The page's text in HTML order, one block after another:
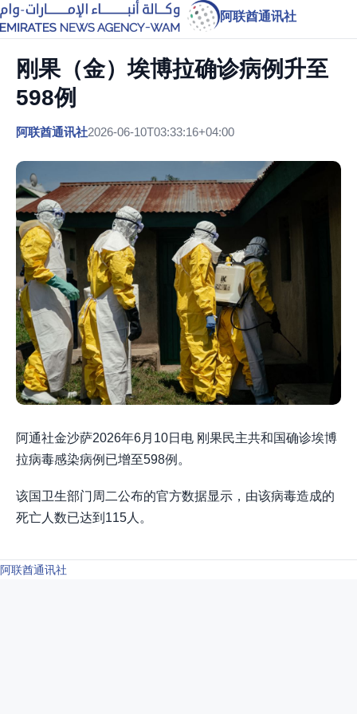
阿联酋通讯社
刚果（金）埃博拉确诊病例升至
598例
阿联酋通讯社2026-06-10T03:33:16+04:00
阿通社金沙萨2026年6月10日电 刚果民主共和国确诊埃博
拉病毒感染病例已增至598例。
该国卫生部门周二公布的官方数据显示，由该病毒造成的
死亡人数已达到115人。
阿联酋通讯社